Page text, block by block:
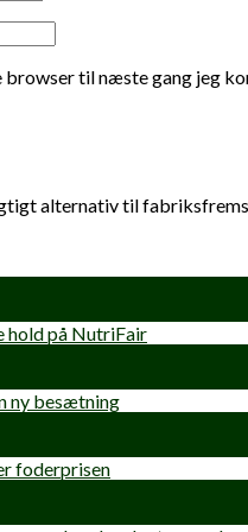
browser til næste gang jeg
alternativ til
hold på NutriFair
ny besætning
foderprisen